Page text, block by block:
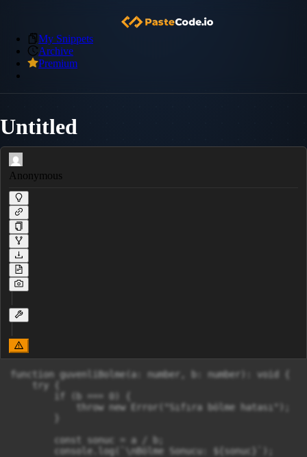
My Snippets
Archive
Premium
Untitled
Anonymous
function guvenliBolme(a: number, b: number): void {
    try {
        if (b === 0) {
            throw new Error("Sıfıra bölme hatası");
        const sonuc = a / b;
        console.log(`\nBölme Sonucu: ${sonuc}`);